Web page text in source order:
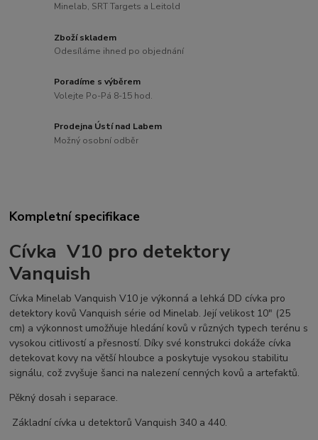
Minelab, SRT Targets a Leitold
Zboží skladem
Odesíláme ihned po objednání
Poradíme s výběrem
Volejte Po-Pá 8-15 hod.
Prodejna Ústí nad Labem
Možný osobní odběr
Kompletní specifikace
Cívka V10 pro detektory
Vanquish
Cívka Minelab Vanquish V10 je výkonná a lehká DD cívka pro
detektory kovů Vanquish série od Minelab. Její velikost 10" (25
cm) a výkonnost umožňuje hledání kovů v různých typech terénu s
vysokou citlivostí a přesností. Díky své konstrukci dokáže cívka
detekovat kovy na větší hloubce a poskytuje vysokou stabilitu
signálu, což zvyšuje šanci na nalezení cenných kovů a artefaktů.
Pěkný dosah i separace.
Základní cívka u detektorů Vanquish 340 a 440.